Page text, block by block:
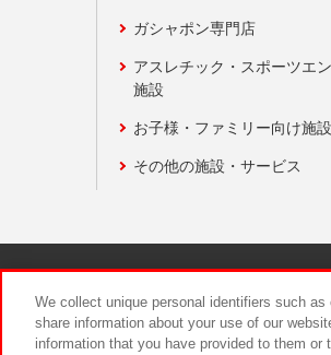
ガシャポン専門店
アスレチック・スポーツエ
施設
お子様・ファミリー向け施設
その他の施設・サービス
We collect unique personal identifiers such
share information about your use of our
information that you have provided to them